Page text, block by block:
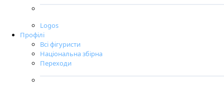
Logos
Профілі
Всі фігуристи
Національна збірна
Переходи